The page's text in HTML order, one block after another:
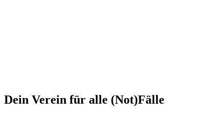
Dein Verein für alle (Not)Fälle